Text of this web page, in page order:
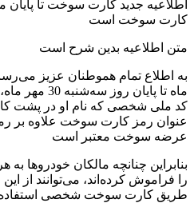
کارت سوخت است
متن اطلاعیه بدین شرح است
ماه تا پایان
کد ملی شخصی که نام او در پشت
عنوان رمز کارت سوخت علاوه بر
عرضه سوخت معتبر است
بنابراین چنانچه مالکان خودروها
را فراموش کرده‌اند، می‌توانند از
طریق کارت سوخت شخصی استفاده